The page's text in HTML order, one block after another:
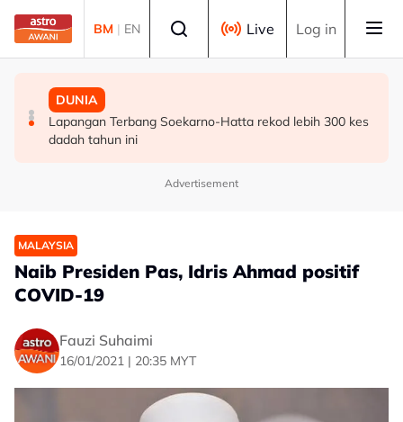
Skip to main content
BM | EN Live Log in
POLITIK
[TERKINI] 10 ADUN BN-PN dilantik Exco, terajui
pentadbiran Negeri Sembilan
POLITIK
PRU16: Kedudukan PH dijangka mengukuh, jajaran BN-
PN pula berliku - Penganalisis
DUNIA
Lapangan Terbang Soekarno-Hatta rekod lebih 300 kes
dadah tahun ini
Advertisement
MALAYSIA
Naib Presiden Pas, Idris Ahmad positif
COVID-19
Fauzi Suhaimi
16/01/2021 | 20:35 MYT